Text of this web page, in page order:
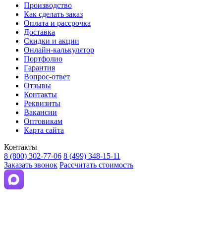
Производство
Как сделать заказ
Оплата и рассрочка
Доставка
Скидки и акции
Онлайн-калькулятор
Портфолио
Гарантия
Вопрос-ответ
Отзывы
Контакты
Реквизиты
Вакансии
Оптовикам
Карта сайта
Контакты
8 (800) 302-77-06 8 (499) 348-15-11
Заказать звонок Рассчитать стоимость